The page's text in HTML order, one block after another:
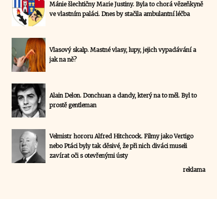
Mánie šlechtičny Marie Justiny. Byla to chorá vězeňkyně
ve vlastním paláci. Dnes by stačila ambulantní léčba
Vlasový skalp. Mastné vlasy, lupy, jejich vypadávání a
jak na ně?
Alain Delon. Donchuan a dandy, který na to měl. Byl to
prostě gentleman
Velmistr hororu Alfred Hitchcock. Filmy jako Vertigo
nebo Ptáci byly tak děsivé, že při nich diváci museli
zavírat oči s otevřenými ústy
reklama